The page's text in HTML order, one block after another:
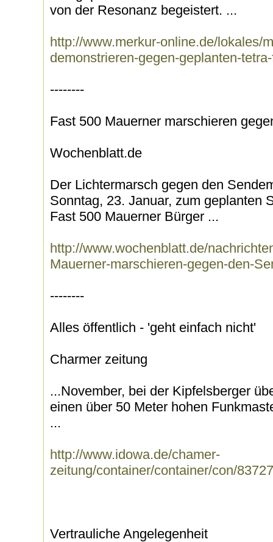
von der Resonanz begeistert. ...
http://www.merkur-online.de/lokales/
demonstrieren-gegen-geplanten-
--------
Fast 500 Mauerner marschieren
Wochenblatt.de
Der Lichtermarsch gegen den
Sonntag, 23. Januar, zum geplanten
Fast 500 Mauerner Bürger ...
http://www.wochenblatt.de/
Mauerner-marschieren-gegen-den-
--------
Alles öffentlich - 'geht einfach nicht'
Charmer zeitung
...November, bei der Kipfelsberger
einen über 50 Meter hohen
...
http://www.idowa.de/chamer-
zeitung/container/container/con/
Vertrauliche Angelegenheit